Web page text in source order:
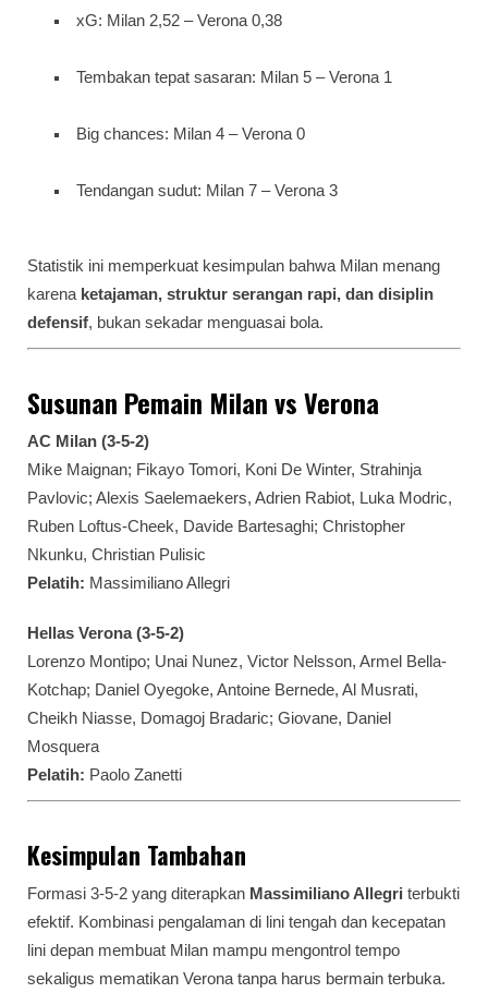
xG: Milan 2,52 – Verona 0,38
Tembakan tepat sasaran: Milan 5 – Verona 1
Big chances: Milan 4 – Verona 0
Tendangan sudut: Milan 7 – Verona 3
Statistik ini memperkuat kesimpulan bahwa Milan menang
karena ketajaman, struktur serangan rapi, dan disiplin
defensif, bukan sekadar menguasai bola.
Susunan Pemain Milan vs Verona
AC Milan (3-5-2)
Mike Maignan; Fikayo Tomori, Koni De Winter, Strahinja
Pavlovic; Alexis Saelemaekers, Adrien Rabiot, Luka Modric,
Ruben Loftus-Cheek, Davide Bartesaghi; Christopher
Nkunku, Christian Pulisic
Pelatih: Massimiliano Allegri
Hellas Verona (3-5-2)
Lorenzo Montipo; Unai Nunez, Victor Nelsson, Armel Bella-
Kotchap; Daniel Oyegoke, Antoine Bernede, Al Musrati,
Cheikh Niasse, Domagoj Bradaric; Giovane, Daniel
Mosquera
Pelatih: Paolo Zanetti
Kesimpulan Tambahan
Formasi 3-5-2 yang diterapkan Massimiliano Allegri terbukti
efektif. Kombinasi pengalaman di lini tengah dan kecepatan
lini depan membuat Milan mampu mengontrol tempo
sekaligus mematikan Verona tanpa harus bermain terbuka.